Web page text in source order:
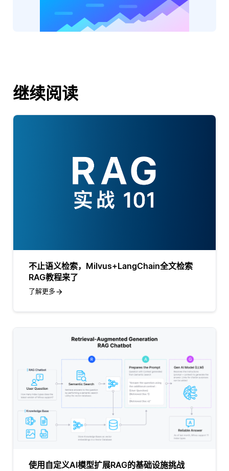
继续阅读
不止语义检索，Milvus+LangChain全文检索
RAG教程来了
了解更多
使用自定义AI模型扩展RAG的基础设施挑战